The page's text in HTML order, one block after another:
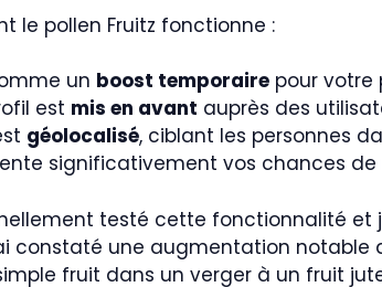
le pollen Fruitz fonctionne :
un boost temporaire pour votre
est mis en avant auprès des
géolocalisé, ciblant les personnes
significativement vos chances de
testé cette fonctionnalité
constaté une augmentation
fruit dans un verger à un fruit